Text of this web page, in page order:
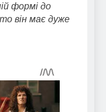
формі до
він має дуже